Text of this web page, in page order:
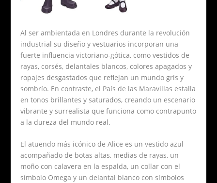
Al ser ambientada en Londres durante la revolución
industrial su diseño y vestuarios incorporan una
fuerte influencia victoriano-gótica, como vestidos de
rayas, corsés, delantales blancos, colores apagados y
ropajes desgastados que reflejan un mundo gris y
sombrío. En contraste, el País de las Maravillas estalla
en tonos brillantes y saturados, creando un escenario
vibrante y surrealista que funciona como contrapunto
a la dureza del mundo real.
El atuendo más icónico de Alice es un vestido azul
acompañado de botas altas, medias de rayas, un
moño con calavera en la espalda, un collar con el
símbolo Omega y un delantal blanco con símbolos